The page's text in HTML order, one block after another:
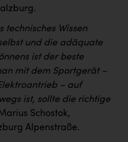
technisches Wissen
und die adäquate
ist der beste
mit dem Sportgerät –
– auf
ist, sollte die richtige
Schostok,
Alpenstraße.